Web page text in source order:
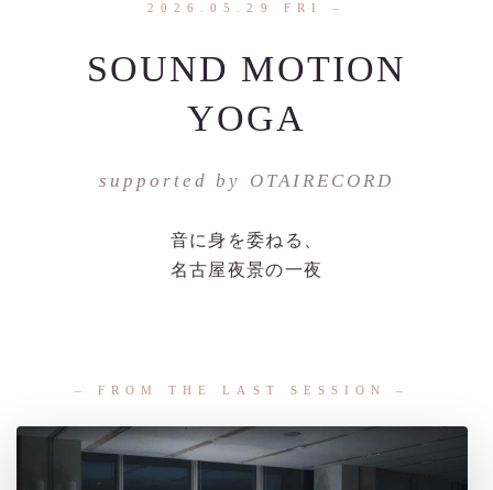
2026.05.29 FRI –
SOUND MOTION
YOGA
supported by OTAIRECORD
音に身を委ねる、
名古屋夜景の一夜
– FROM THE LAST SESSION –